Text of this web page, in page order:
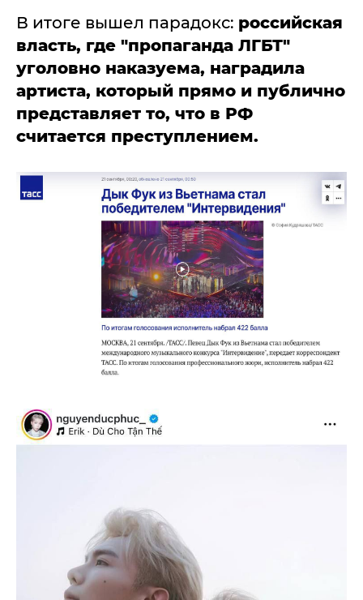
В итоге вышел парадокс: российская
власть, где "пропаганда ЛГБТ"
уголовно наказуема, наградила
артиста, который прямо и публично
представляет то, что в РФ
считается преступлением.